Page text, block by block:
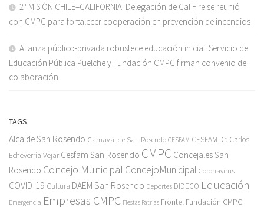
2ª MISIÓN CHILE–CALIFORNIA: Delegación de Cal Fire se reunió
con CMPC para fortalecer cooperación en prevención de incendios
Alianza público-privada robustece educación inicial: Servicio de
Educación Pública Puelche y Fundación CMPC firman convenio de
colaboración
TAGS
Alcalde San Rosendo Carnaval de San Rosendo CESFAM CESFAM Dr. Carlos
Echeverría Vejar Cesfam San Rosendo CMPC Concejales San
Rosendo Concejo Municipal ConcejoMunicipal Coronavirus
COVID-19 Cultura DAEM San Rosendo Deportes DIDECO Educación
Emergencia Empresas CMPC Fiestas Patrias Frontel Fundación CMPC